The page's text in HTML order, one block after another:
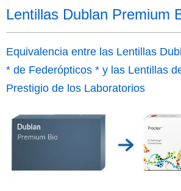
Lentillas Dublan Premium
Equivalencia entre las Lentillas
* de Federópticos * y las Lentillas
Prestigio de los Laboratorios